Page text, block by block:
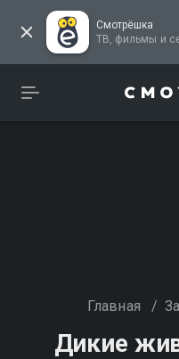
Смотрёшка
ТВ,
Главная /
Дикие